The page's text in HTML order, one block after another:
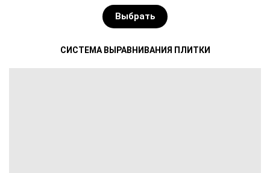
Выбрать
СИСТЕМА ВЫРАВНИВАНИЯ ПЛИТКИ